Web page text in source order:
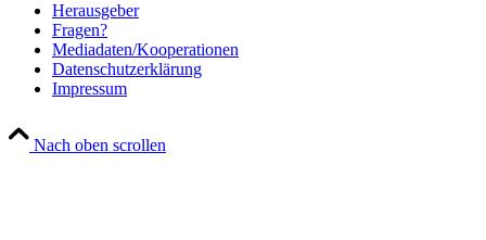
Her­aus­ge­ber
Fra­gen?
Mediadaten/Kooperationen
Daten­schutz­er­klä­rung
Impres­sum
Nach oben scrollen